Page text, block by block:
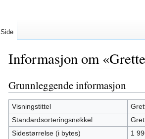
Informasjon om
Hopp
til
navigering
Hopp
til
søk
Grunnleggende informasjon
Visningstittel
Standardsorteringsnøkkel
Sidestørrelse (i bytes)
1
Side